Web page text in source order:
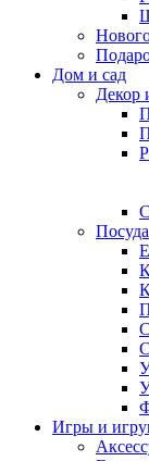
Дом и сад
Декор
Посуда
Игры и